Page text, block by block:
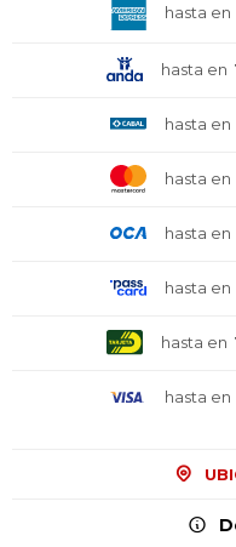
hasta en
hasta en
hasta en
hasta en
hasta en
hasta en
hasta en
hasta en